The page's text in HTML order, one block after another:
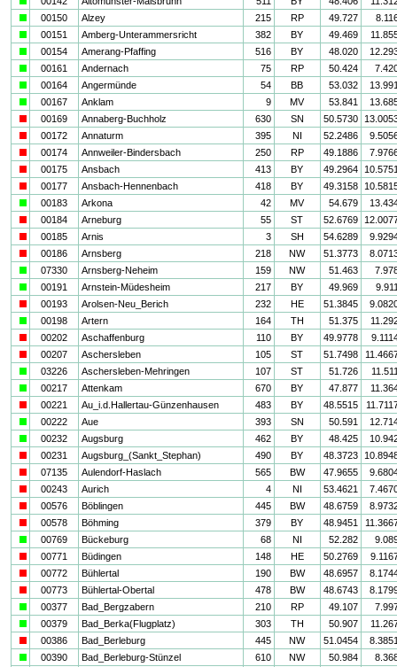
00150 Alzey 215 RP 49.727
00151 Amberg-Unterammersricht 382 BY 49.469
00154 Amerang-Pfaffing 516 BY 48.020
00161 Andernach 75 RP 50.424
00164 Angermünde 54 BB 53.032
00167 Anklam 9 MV 53.841
00169 Annaberg-Buchholz 630 SN 50.5730
00172 Annaturm 395 NI 52.2486
00174 Annweiler-Bindersbach 250 RP 49.1886
00175 Ansbach 413 BY 49.2964
00177 Ansbach-Hennenbach 418 BY 49.3158
00183 Arkona 42 MV 54.679
00184 Arneburg 55 ST 52.6769
00185 Arnis 3 SH 54.6289
00186 Arnsberg 218 NW 51.3773
07330 Arnsberg-Neheim 159 NW 51.463
00191 Arnstein-Müdesheim 217 BY 49.969
00193 Arolsen-Neu_Berich 232 HE 51.3845
00198 Artern 164 TH 51.375
00202 Aschaffenburg 110 BY 49.9778
00207 Aschersleben 105 ST 51.7498
03226 Aschersleben-Mehringen 107 ST 51.726
00217 Attenkam 670 BY 47.877
00221 Au_i.d.Hallertau-Günzenhausen 483 BY 48.5515
00222 Aue 393 SN 50.591
00232 Augsburg 462 BY 48.425
00231 Augsburg_(Sankt_Stephan) 490 BY 48.3723
07135 Aulendorf-Haslach 565 BW 47.9655
00243 Aurich 4 NI 53.4621
00576 Böblingen 445 BW 48.6759
00578 Böhming 379 BY 48.9451
00769 Bückeburg 68 NI 52.282
00771 Büdingen 148 HE 50.2769
00772 Bühlertal 190 BW 48.6957
00773 Bühlertal-Obertal 478 BW 48.6743
00377 Bad_Bergzabern 210 RP 49.107
00379 Bad_Berka(Flugplatz) 303 TH 50.907
00386 Bad_Berleburg 445 NW 51.0454
00390 Bad_Berleburg-Stünzel 610 NW 50.984